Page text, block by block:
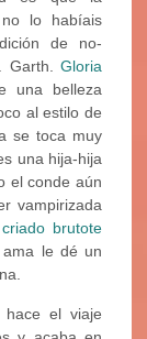
lo habíais
de no-
Garth. Gloria
una belleza
al estilo de
se toca muy
una hija-hija
el conde aún
vampirizada
criado brutote
le dé un
el viaje